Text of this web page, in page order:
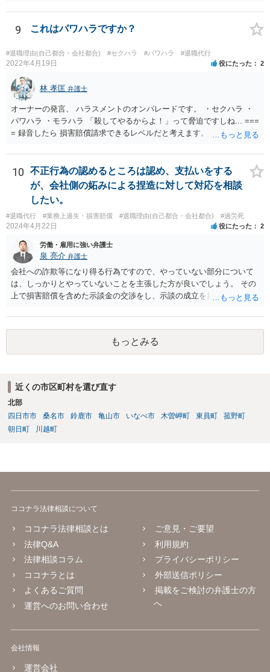
もう少し具体的な対応方法についてアドバイスを受けられると思いま
す。
9 これはパワハラですか？
#退職理由(自己都合・会社都合) #セクハラ #パワハラ #退職代行
2022年4月19日 役にたった 2
林 孝匡 弁護士
オーナーの発言、 ハラスメントのオンパレードです。 ・セクハラ ・
パワハラ ・モラハラ 「殺してやるからよ！」って脅迫ですしね... ===
= 録音したら 損害賠償請求できるレベルだと考えます。 ━━━━━━
え方 ・パワハラ裁判例については、 私がブログを書いています。 プ
ロフィールのリンクから飛べます。 ご参考になれば幸いです。
10
不正行為の認めるところは認め、支払いをする
が、会社側の妬みによる捏造に対して対応を相談
したい。
#退職代行 #業務上過失・損害賠償 #退職理由(自己都合・会社都合) #過労死
2024年4月22日 役にたった 2
労働・雇用に強い弁護士
泉 亮介 弁護士
会社への詐欺等になり得る行為ですので、やっていない部分について
は、しっかりとやっていないことを主張した方が良いでしょう。 その
上で損害賠償を含めた示談金の交渉をし、示談の成立を目指す必要が
もっとみる
近くの市区町村を選び直す
北部
四日市市
桑名市 鈴鹿市 亀山市 いなべ市 木曽岬町 東員町
菰野町
朝日町
川越町
ココナラ法律相談について
ココナラ法律相談とは
法律Q&A
法律相談コラム
ココナラとは
よくあるご質問
運営へのお問い合わせ
ご意見・ご要望
利用規約
プライバシーポリシー
外部送信ポリシー
掲載をご検討の弁護士の方
へ
会社情報
運営会社